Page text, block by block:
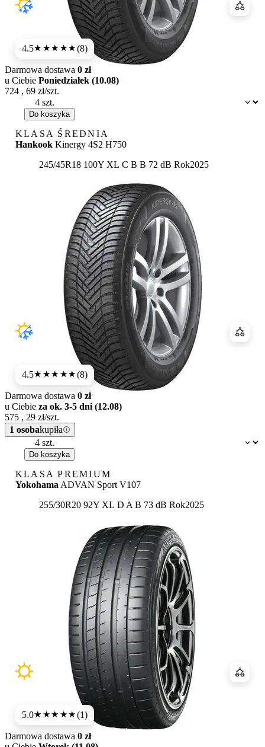
4.5★★★★★(8)
Dostępność:
Darmowa dostawa 0 zł
u Ciebie Poniedziałek (10.08)
724 , 69 zł/szt.
Do koszyka
KLASA ŚREDNIA
Hankook Kinergy 4S2 H750
245/45R18 100Y XL Etykieta:
C B B 72 dB Rok2025
4.5★★★★★(8)
Dostępność:
Darmowa dostawa 0 zł
u Ciebie za ok. 3-5 dni (12.08)
575 , 29 zł/szt.
1 osobakupiła
Do koszyka
KLASA PREMIUM
Yokohama ADVAN Sport V107
255/30R20 92Y XL Etykieta:
D A B 73 dB Rok2025
5.0★★★★★(1)
Darmowa dostawa 0 zł